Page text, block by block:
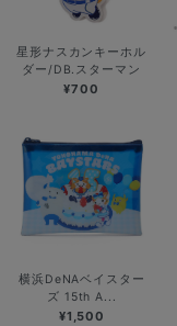
星形ナスカンキーホル
ダー/DB.スターマン
¥700
横浜DeNAベイスター
ズ 15th A...
¥1,500